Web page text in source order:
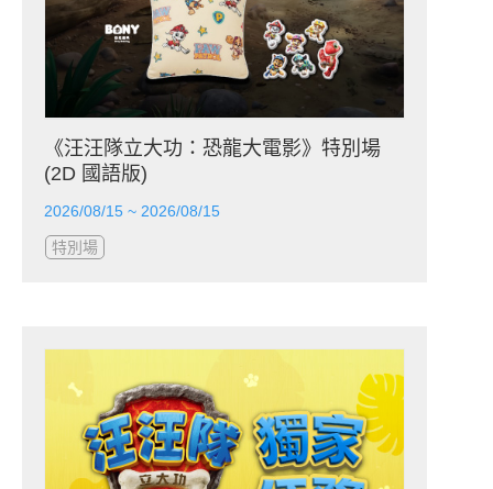
《汪汪隊立大功：恐龍大電影》特別場
(2D 國語版)
2026/08/15 ~ 2026/08/15
特別場